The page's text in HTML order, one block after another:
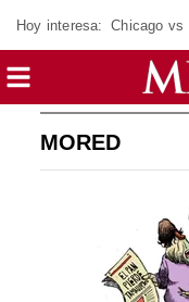
Hoy interesa: Chicago vs
MORED